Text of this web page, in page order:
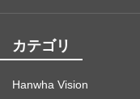
カテゴリ
Hanwha Vision